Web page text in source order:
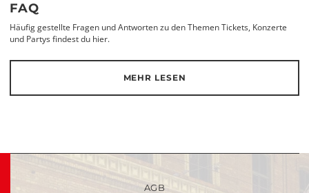
FAQ
Häufig gestellte Fragen und Antworten zu den Themen Tickets, Konzerte
und Partys findest du hier.
MEHR LESEN
AGB